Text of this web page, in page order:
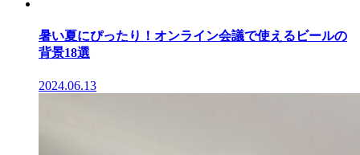
暑い夏にぴったり！オンライン会議で使えるビールの
背景18選
2024.06.13